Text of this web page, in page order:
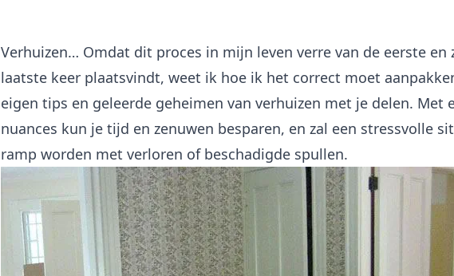
Verhuizen… Omdat dit proces in mijn leven verre van de eerste en
laatste keer plaatsvindt, weet ik hoe ik het correct moet
eigen tips en geleerde geheimen van verhuizen met je delen. Met
nuances kun je tijd en zenuwen besparen, en zal een stressvolle
ramp worden met verloren of beschadigde spullen.